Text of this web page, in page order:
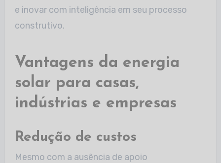
e inovar com inteligência em seu processo
construtivo.
Vantagens da energia
solar para casas,
indústrias e empresas
Redução de custos
Mesmo com a ausência de apoio